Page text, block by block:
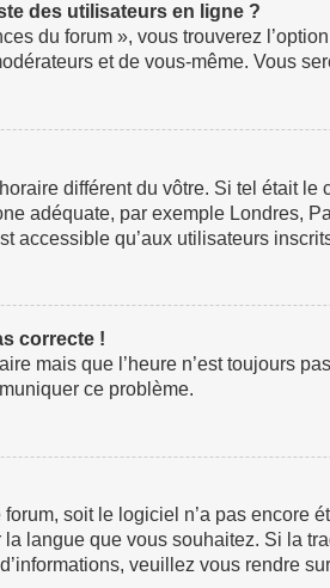
des utilisateurs en ligne ?
du forum », vous trouverez
et de vous-même. Vous
différent du vôtre. Si tel était
adéquate, par exemple Londres,
accessible qu’aux utilisateurs
correcte !
mais que l’heure n’est toujours
ce problème.
soit le logiciel n’a pas encore
langue que vous souhaitez. Si la
veuillez vous rendre sur